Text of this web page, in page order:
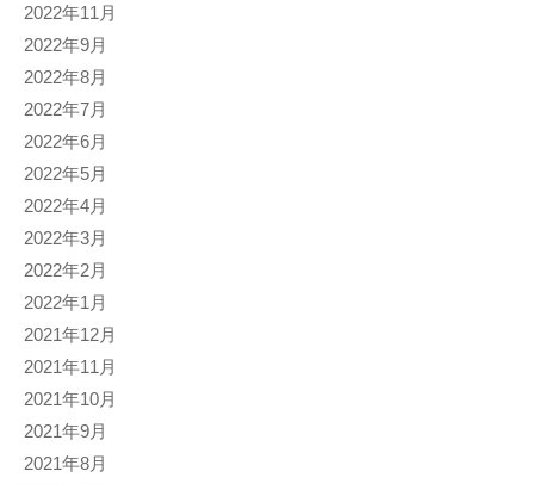
2022年11月
2022年9月
2022年8月
2022年7月
2022年6月
2022年5月
2022年4月
2022年3月
2022年2月
2022年1月
2021年12月
2021年11月
2021年10月
2021年9月
2021年8月